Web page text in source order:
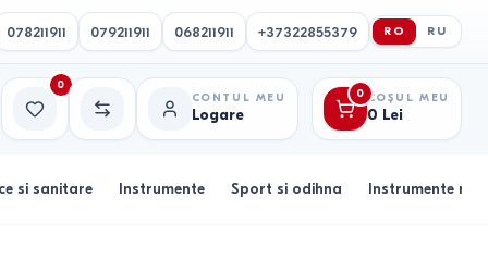
078211911 079211911 068211911 +37322855379 RO RU
Favorite
0
Comparație
CONTUL MEU
Logare
0 COȘUL MEU
0 Lei
si sanitare Instrumente Sport si odihna Instrumente